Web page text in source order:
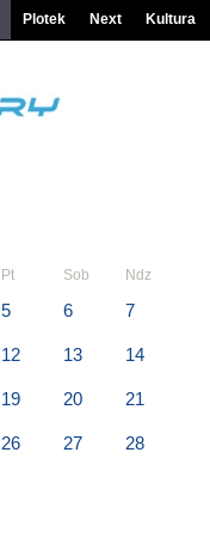
Plotek Next Kultura
Pt Sob Ndz
5 6 7
12 13 14
19 20 21
26 27 28